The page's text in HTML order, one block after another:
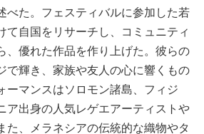
べた。フェスティバルに参加した若
て自国をリサーチし、コミュニティ
、優れた作品を作り上げた。彼らの
で輝き、家族や友人の心に響くもの
ーマンスはソロモン諸島、フィジ
ア出身の人気レゲエアーティストや
た、メラネシアの伝統的な織物やタ